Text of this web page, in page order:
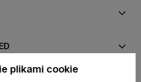
plikami cookie